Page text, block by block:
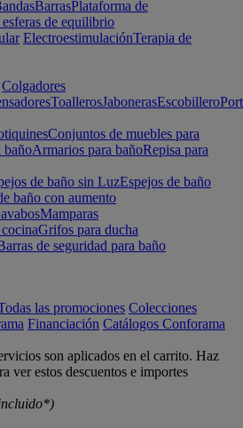
BarrasPlataforma de
de equilibrio
ElectroestimulaciónTerapia de
Colgadores
ToallerosJabonerasEscobillero
Conjuntos de muebles para
bañoArmarios para bañoRepisa para
de baño sin LuzEspejos de baño
baño con aumento
Mamparas
Grifos para ducha
de seguridad para baño
las promociones Colecciones
Financiación Catálogos Conforama
son aplicados en el carrito. Haz
ver estos descuentos e importes